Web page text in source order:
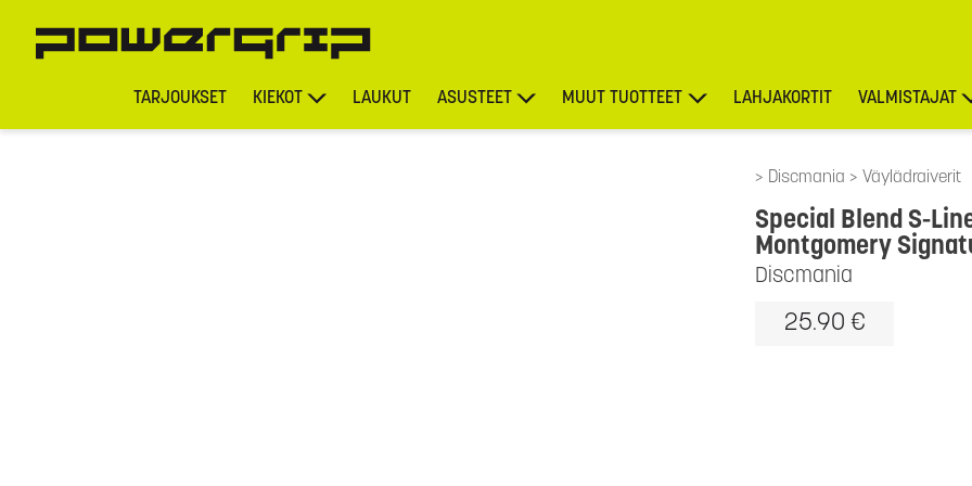
TARJOUKSET KIEKOT LAUKUT ASUSTEET MUUT TUOTTEET LAHJAKORTIT VALMISTAJAT
Discmania Väylädraiverit
Discmania
Special Blend S-
Montgomery
25.90 €